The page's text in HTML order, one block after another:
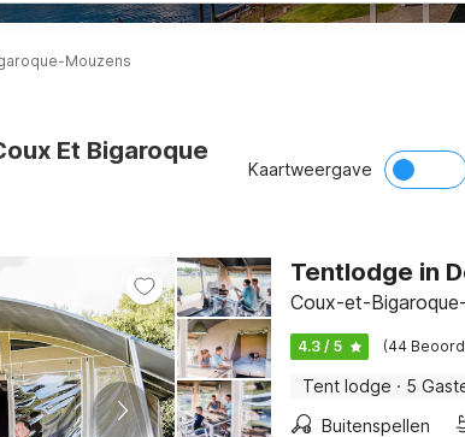
Mouzens
Et Bigaroque
Kaartweergave
Tentlodge in
Coux-et-
4.3 / 5 (44
Tent lodge · 5
Buitenspellen